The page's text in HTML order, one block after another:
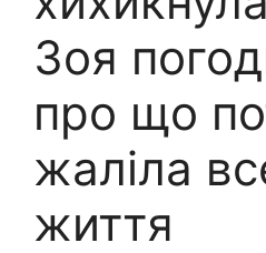
Зоя
про що
жаліла
життя